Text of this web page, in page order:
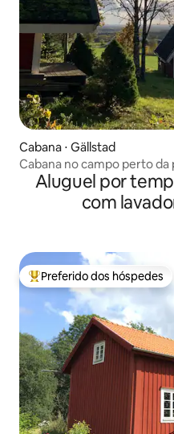
Cabana ⋅ Gällstad
Cabana no campo perto da
Aluguel por
com
Entre os melhores
Preferido dos hóspedes